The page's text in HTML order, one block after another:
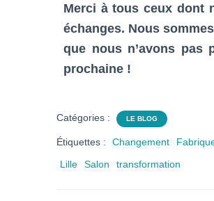
Merci à tous ceux dont
échanges. Nous
que nous n’avons pas
prochaine !
Catégories : LE BLOG
Étiquettes : Changement
Lille
Salon transformation